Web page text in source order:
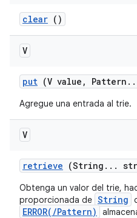
clear ()
V
put (V value , Pattern . .
Agregue una entrada al trie.
V
retrieve (String . . .
Obtenga un valor del trie,
proporcionada de String
ERROR(/Pattern)